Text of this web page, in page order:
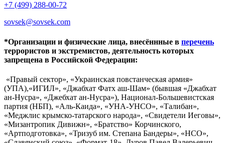
+7 (499) 288-00-72
sovsek@sovsek.com
*Организации и физические лица, внесённные в перечень
террористов и экстремистов, деятельность которых
запрещена в Российской Федерации:
«Правый сектор», «Украинская повстанческая армия»
(УПА),«ИГИЛ», «Джабхат Фатх аш-Шам» (бывшая «Джабхат
ан-Нусра», «Джебхат ан-Нусра»), Национал-Большевистская
партия (НБП), «Аль-Каида», «УНА-УНСО», «Талибан»,
«Меджлис крымско-татарского народа», «Свидетели Иеговы»,
«Мизантропик Дивижн», «Братство» Корчинского,
«Артподготовка», «Тризуб им. Степана Бандеры», «НСО»,